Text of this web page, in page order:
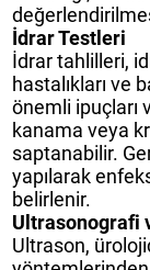
İdrar Testleri
İdrar tahlilleri,
hastalıkları ve
önemli ipuçları
kanama veya
saptanabilir.
yapılarak
belirlenir.
Ultrasonografi
Ultrason,